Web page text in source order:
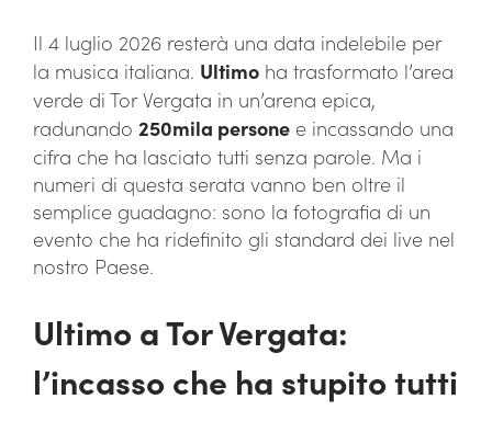
Il 4 luglio 2026 resterà una data indelebile per
la musica italiana. Ultimo ha trasformato l’area
verde di Tor Vergata in un’arena epica,
radunando 250mila persone e incassando una
cifra che ha lasciato tutti senza parole. Ma i
numeri di questa serata vanno ben oltre il
semplice guadagno: sono la fotografia di un
evento che ha ridefinito gli standard dei live nel
nostro Paese.
Ultimo a Tor Vergata:
l’incasso che ha stupito tutti